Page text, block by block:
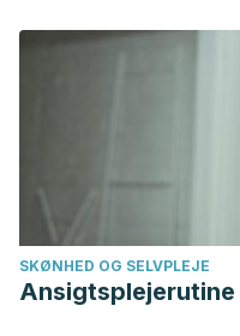
SKØNHED OG SELVPLEJE